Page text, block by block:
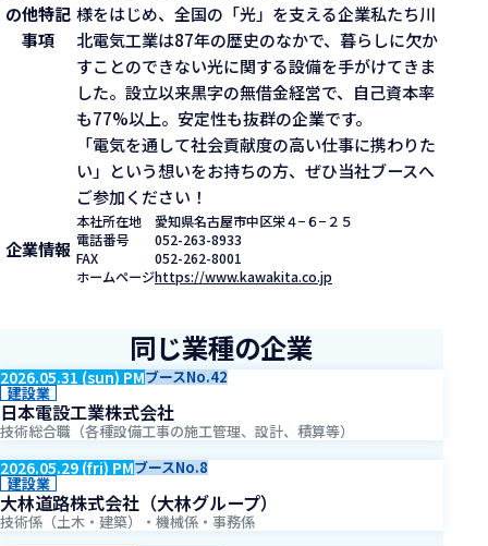
の他特記
事項
様をはじめ、全国の「光」を支える企業私たち川
北電気工業は87年の歴史のなかで、暮らしに欠か
すことのできない光に関する設備を手がけてきま
した。設立以来黒字の無借金経営で、自己資本率
も77%以上。安定性も抜群の企業です。
「電気を通して社会貢献度の高い仕事に携わりた
い」という想いをお持ちの方、ぜひ当社ブースへ
ご参加ください！
企業情報
本社所在地
愛知県名古屋市中区栄４−６−２５
電話番号
052-263-8933
FAX
052-262-8001
ホームページhttps://www.kawakita.co.jp
同じ業種の企業
2026.05.31 (sun) PMブースNo.42
建設業
日本電設工業株式会社
技術総合職（各種設備工事の施工管理、設計、積算等）
2026.05.29 (fri) PMブースNo.8
建設業
大林道路株式会社（大林グループ）
技術係（土木・建築）・機械係・事務係